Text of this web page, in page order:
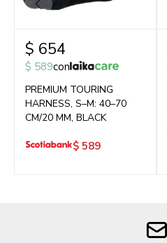
$ 654
$ 589con
PREMIUM TOURING
HARNESS, S–M: 40–70
CM/20 MM, BLACK
$ 589